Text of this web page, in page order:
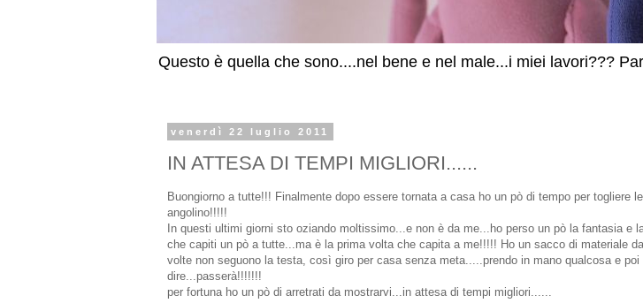
Questo è quella che sono....nel bene e nel male...i miei lavori???
venerdì 22 luglio 2011
IN ATTESA DI TEMPI MIGLIORI......
Buongiorno a tutte!!! Finalmente dopo essere tornata a casa ho un pò di tempo per togliere
angolino!!!!!
In questi ultimi giorni sto oziando moltissimo...e non è da me...ho perso un pò la fantasia e
che capiti un pò a tutte...ma è la prima volta che capita a me!!!!! Ho un sacco di materiale
volte non seguono la testa, così giro per casa senza meta.....prendo in mano qualcosa e
dire...passerà!!!!!!!
per fortuna ho un pò di arretrati da mostrarvi...in attesa di tempi migliori......